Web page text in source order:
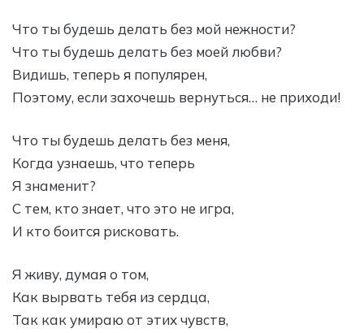
Что ты будешь делать без мой нежности?
Что ты будешь делать без моей любви?
Видишь, теперь я популярен,
Поэтому, если захочешь вернуться… не приходи!
Что ты будешь делать без меня,
Когда узнаешь, что теперь
Я знаменит?
С тем, кто знает, что это не игра,
И кто боится рисковать.
Я живу, думая о том,
Как вырвать тебя из сердца,
Так как умираю от этих чувств,